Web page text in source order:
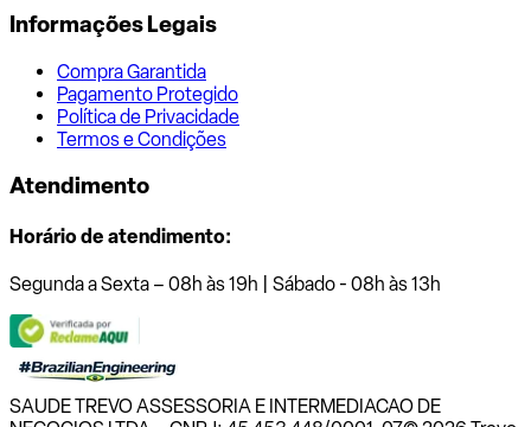
Informações Legais
Compra Garantida
Pagamento Protegido
Política de Privacidade
Termos e Condições
Atendimento
Horário de atendimento:
Segunda a Sexta – 08h às 19h | Sábado - 08h às 13h
SAUDE TREVO ASSESSORIA E INTERMEDIACAO DE